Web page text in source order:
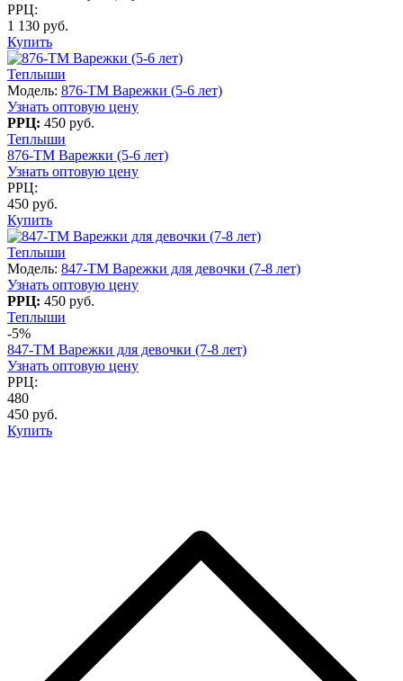
РРЦ:
1 130 руб.
Купить
Теплыши
Модель: 876-TM Варежки (5-6 лет)
Узнать оптовую цену
РРЦ: 450 руб.
Теплыши
876-TM Варежки (5-6 лет)
Узнать оптовую цену
РРЦ:
450 руб.
Купить
Теплыши
Модель: 847-TM Варежки для девочки (7-8 лет)
Узнать оптовую цену
РРЦ: 450 руб.
Теплыши
-5%
847-TM Варежки для девочки (7-8 лет)
Узнать оптовую цену
РРЦ:
480
450 руб.
Купить